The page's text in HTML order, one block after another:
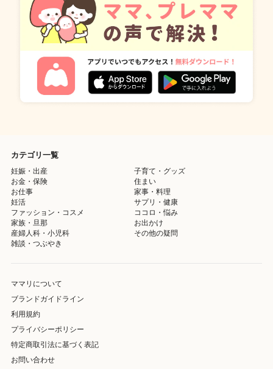
カテゴリ一覧
妊娠・出産
子育て・グッズ
お金・保険
住まい
お仕事
家事・料理
妊活
サプリ・健康
ファッション・コスメ
ココロ・悩み
家族・旦那
お出かけ
産婦人科・小児科
その他の疑問
雑談・つぶやき
ママリについて
ブランドガイドライン
利用規約
プライバシーポリシー
特定商取引法に基づく表記
お問い合わせ